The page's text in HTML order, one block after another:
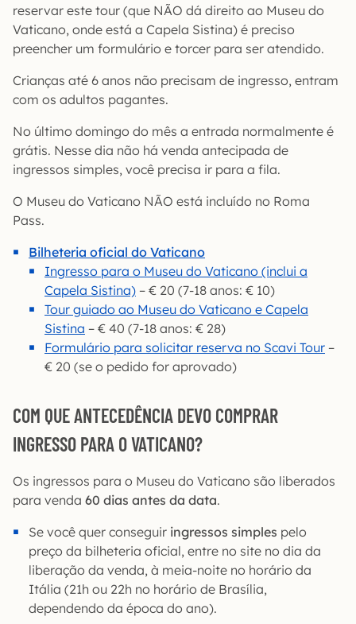
reservar este tour (que NÃO dá direito ao Museu do
Vaticano, onde está a Capela Sistina) é preciso
preencher um formulário e torcer para ser atendido.
Crianças até 6 anos não precisam de ingresso, entram
com os adultos pagantes.
No último domingo do mês a entrada normalmente é
grátis. Nesse dia não há venda antecipada de
ingressos simples, você precisa ir para a fila.
O Museu do Vaticano NÃO está incluído no Roma
Pass.
Bilheteria oficial do Vaticano
Ingresso para o Museu do Vaticano (inclui a
Capela Sistina) – € 20 (7-18 anos: € 10)
Tour guiado ao Museu do Vaticano e Capela
Sistina – € 40 (7-18 anos: € 28)
Formulário para solicitar reserva no Scavi Tour –
€ 20 (se o pedido for aprovado)
COM QUE ANTECEDÊNCIA DEVO COMPRAR
INGRESSO PARA O VATICANO?
Os ingressos para o Museu do Vaticano são liberados
para venda 60 dias antes da data.
Se você quer conseguir ingressos simples pelo
preço da bilheteria oficial, entre no site no dia da
liberação da venda, à meia-noite no horário da
Itália (21h ou 22h no horário de Brasília,
dependendo da época do ano).